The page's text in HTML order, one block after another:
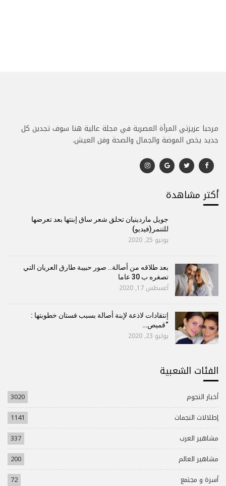
مرحبا عزيزتي المرأة العصرية في مجلة عالية هنا سوف تجدين كل
جديد يخص الموضة والجمال والصحة وفن العيش.
أكتر مشاهدة
جويل ماردينيان تحلق شعر ساق إبنتها بعد تعرضها
للتنمر(فيديو)
يونيو 25, 2020
بعد طلاقه من أصالة.. صور حبيبة طارق العريان التي
تصغره ب 30 عاما
أغسطس 17, 2020
إنتقادات لاذعة لإبنة أصالة بسبب فستان خطوبتها :
“قميص…
يوليو 23, 2020
الفئات الشعبية
أخبار النجوم
3020
إطلالات النجمات
1141
مشاهير العرب
337
مشاهير العالم
200
أسرة و مجتمع
72